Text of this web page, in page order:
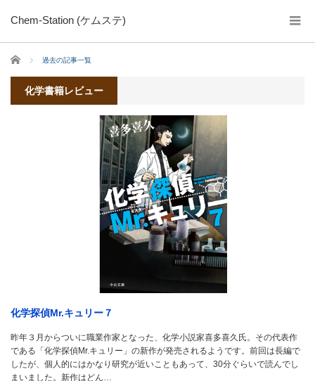
Chem-Station (ケムステ)
ホーム 過去の記事一覧
化学書籍レビュー
化学探偵Mr.キュリー７
昨年３月からついに職業作家となった、化学小説家喜多喜久氏。その代表作
である「化学探偵Mr.キュリー」の新作が発売されるようです。前回は長編で
したが、個人的にはかなり研究が近いこともあって、30分ぐらいで読んでし
まいました。新作はどん…